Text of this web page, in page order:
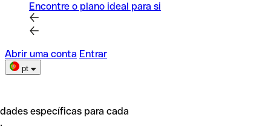
Encontre o plano ideal para si
Abrir uma conta Entrar
pt
específicas para cada